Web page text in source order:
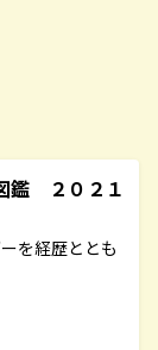
鑑 ２０２１
を経歴ととも